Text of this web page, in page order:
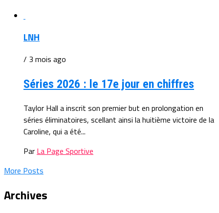
LNH
/ 3 mois ago
Séries 2026 : le 17e jour en chiffres
Taylor Hall a inscrit son premier but en prolongation en
séries éliminatoires, scellant ainsi la huitième victoire de la
Caroline, qui a été...
Par La Page Sportive
More Posts
Archives